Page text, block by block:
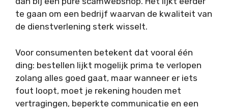
te gaan om een bedrijf waarvan de kwaliteit van
de dienstverlening sterk wisselt.
Voor consumenten betekent dat vooral één
ding: bestellen lijkt mogelijk prima te verlopen
zolang alles goed gaat, maar wanneer er iets
fout loopt, moet je rekening houden met
vertragingen, beperkte communicatie en een